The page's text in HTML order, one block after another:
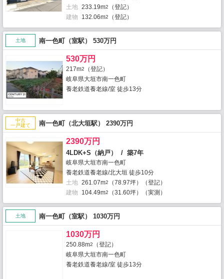
土地 233.19m2
（登記）
建物
132.06m2 （登記）
土地 南一色町（室駅） 530万円
530万円
217m2
（登記）
岐阜県大垣市南一色町
養老鉄道養老線/室 徒歩13分
中古
一戸建て
南一色町（北大垣駅） 2390万円
2390万円
4LDK+S（納戸） / 築7年
岐阜県大垣市南一色町
養老鉄道養老線/北大垣 徒歩10分
土地 261.07m2
（78.97坪）（登記）
建物
104.49m2 （31.60坪）（実測）
土地 南一色町（室駅） 1030万円
1030万円
250.88m2
（登記）
岐阜県大垣市南一色町
養老鉄道養老線/室 徒歩13分